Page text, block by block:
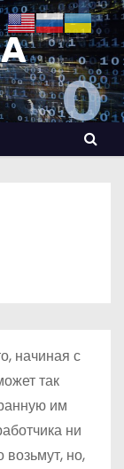
начиная с
так
им
ни
возьмут, но,